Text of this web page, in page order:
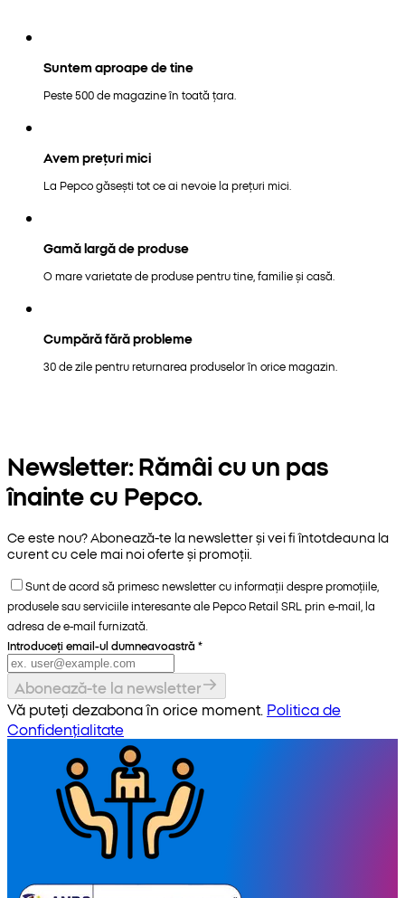
Suntem aproape de tine
Peste 500 de magazine în toată țara.
Avem prețuri mici
La Pepco găsești tot ce ai nevoie la prețuri mici.
Gamă largă de produse
O mare varietate de produse pentru tine, familie și casă.
Cumpără fără probleme
30 de zile pentru returnarea produselor în orice magazin.
Newsletter: Rămâi cu un pas
înainte cu Pepco.
Ce este nou? Abonează-te la newsletter și vei fi întotdeauna la
curent cu cele mai noi oferte și promoții.
Sunt de acord să primesc newsletter cu informații despre promoțiile,
produsele sau serviciile interesante ale Pepco Retail SRL prin e-mail, la
adresa de e-mail furnizată.
Introduceți email-ul dumneavoastră *
Abonează-te la newsletter
Vă puteți dezabona în orice moment. Politica de
Confidențialitate